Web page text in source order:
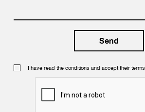
I have read the conditions and accept their terms